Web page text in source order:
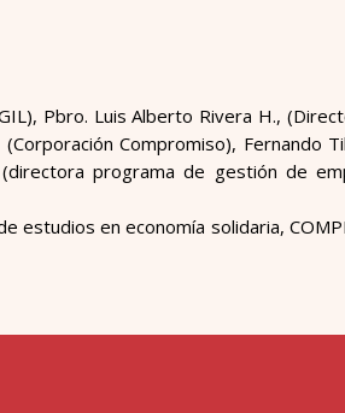
Pbro. Luis Alberto Rivera H.,
Compromiso), Fernando
programa de gestión de
estudios en economía solidaria,